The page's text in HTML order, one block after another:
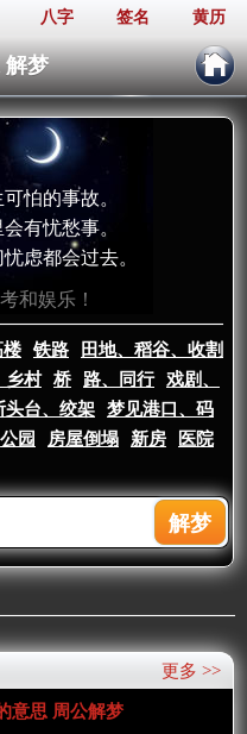
八字 签名 黄历
解梦
怕的事故。
有忧愁事。
虑都会过去。
和娱乐！
楼 铁路
田地、稻谷、收割
乡村 桥 路、同行
戏剧、
头台、绞架
梦见港口、码
公园 房屋倒塌 新房
医院
更多 >>
意思 周公解梦